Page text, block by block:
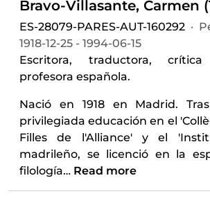
ES-28079-PARES-AUT-160292 ·
1918-12-25 - 1994-06-15
Escritora, traductora,
profesora española.
Nació en 1918 en Madrid.
privilegiada educación en el
Filles de l'Alliance' y el
madrileño, se licenció en la
filología… Read more